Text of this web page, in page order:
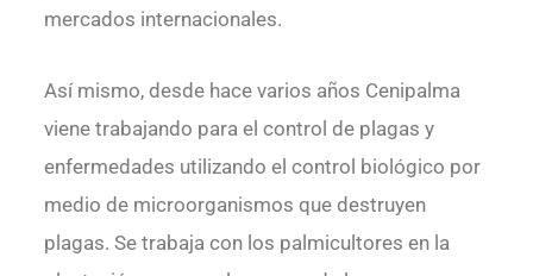
mercados internacionales.
Así mismo, desde hace varios años Cenipalma
viene trabajando para el control de plagas y
enfermedades utilizando el control biológico por
medio de microorganismos que destruyen
plagas. Se trabaja con los palmicultores en la